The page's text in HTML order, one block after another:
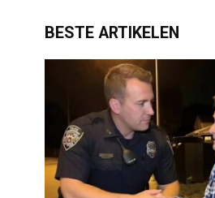
BESTE ARTIKELEN